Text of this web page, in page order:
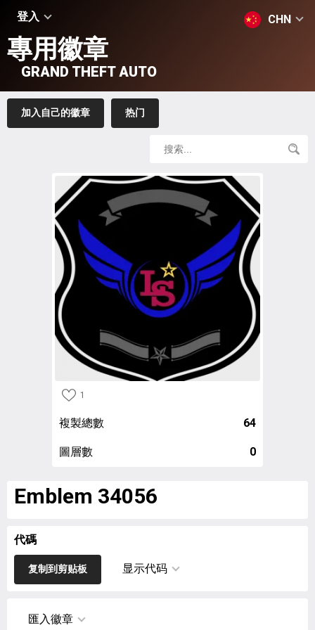
登入 CHN
專用徽章
GRAND THEFT AUTO
加入自己的徽章 热门
1
複製總數 64
圖層數 0
Emblem 34056
代碼
复制到剪贴板 显示代码
匯入徽章